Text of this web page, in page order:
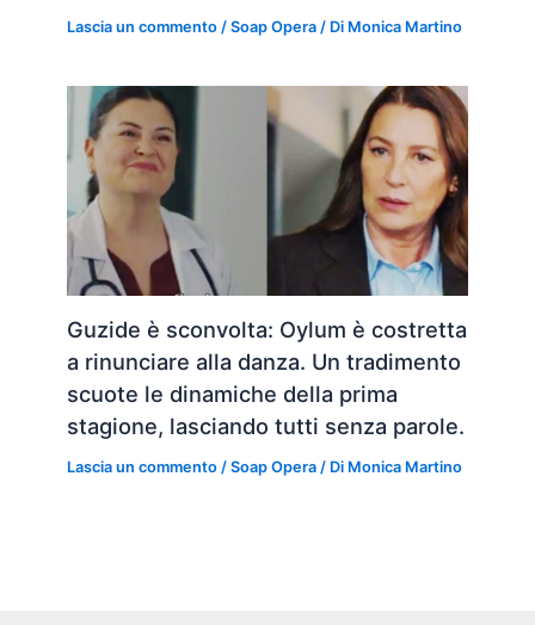
Lascia un commento /Soap Opera / Di Monica Martino
Guzide è sconvolta: Oylum è costretta
a rinunciare alla danza. Un tradimento
scuote le dinamiche della prima
stagione, lasciando tutti senza parole.
Lascia un commento /Soap Opera / Di Monica Martino